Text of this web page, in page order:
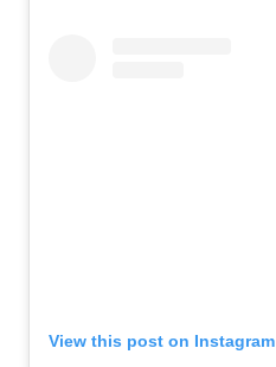
View this post on Instagram